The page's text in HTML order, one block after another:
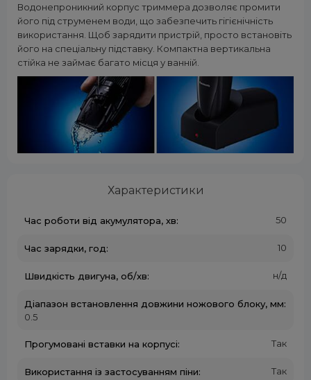
Водонепроникний корпус триммера дозволяє промити
його під струменем води, що забезпечить гігієнічність
використання. Щоб зарядити пристрій, просто встановіть
його на спеціальну підставку. Компактна вертикальна
стійка не займає багато місця у ванній.
Характеристики
Час роботи від акумулятора, хв: 50
Час зарядки, год: 10
Швидкість двигуна, об/хв: н/д
Діапазон встановлення довжини ножового блоку, мм:
0.5
Прогумовані вставки на корпусі: Так
Використання із застосуванням піни: Так